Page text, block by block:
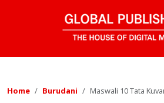
Home Burudani Maswali 10 Tata